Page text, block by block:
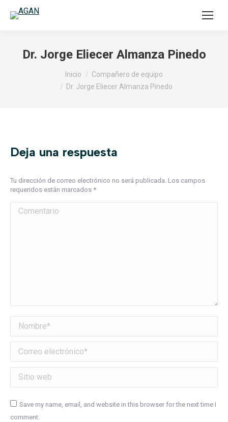
Dr. Jorge Eliecer Almanza Pinedo
Inicio
Compañero de equipo
Dr. Jorge Eliecer Almanza Pinedo
Deja una respuesta
Tu dirección de correo electrónico no será publicada. Los campos
requeridos están marcados *
Comentario
Nombre *
Correo electrónico *
Sitio web
Save my name, email, and website in this browser for the next time I
comment.